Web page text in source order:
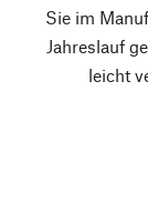
Sie im
Jahreslauf
leicht